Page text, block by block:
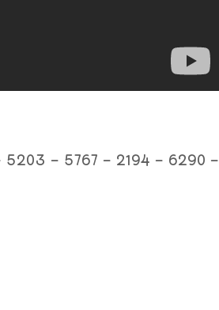
– 5767 – 2194 – 6290 –